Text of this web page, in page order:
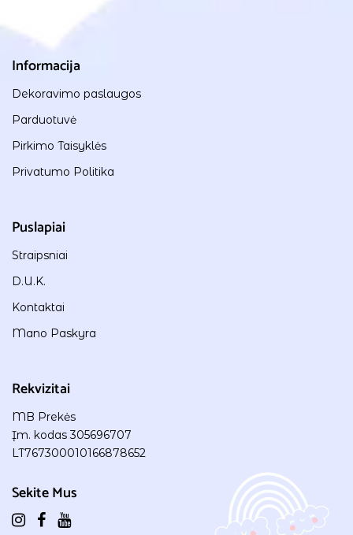
Informacija
Dekoravimo paslaugos
Parduotuvė
Pirkimo Taisyklės
Privatumo Politika
Puslapiai
Straipsniai
D.U.K.
Kontaktai
Mano Paskyra
Rekvizitai
MB Prekės
Įm. kodas 305696707
LT767300010166878652
Sekite Mus